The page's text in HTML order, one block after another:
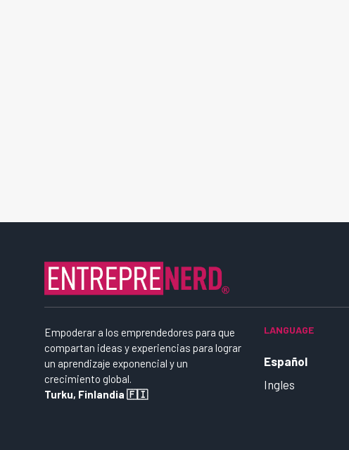
Empoderar a los emprendedores para que
compartan ideas y experiencias para lograr
un aprendizaje exponencial y un
crecimiento global.
Turku, Finlandia 🇫🇮
LANGUAGE
Español
Ingles